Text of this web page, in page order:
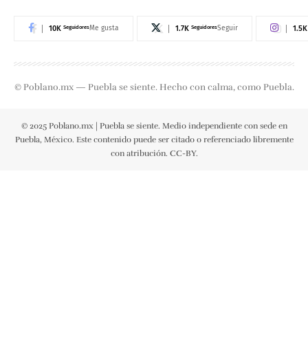
10K SeguidoresMe gusta 1.7K SeguidoresSeguir 1.5K
© Poblano.mx — Puebla se siente. Hecho con calma, como Puebla.
© 2025 Poblano.mx | Puebla se siente. Medio independiente con sede en
Puebla, México. Este contenido puede ser citado o referenciado libremente
con atribución. CC-BY.